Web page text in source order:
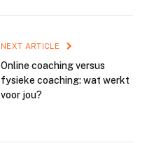
NEXT ARTICLE
Online coaching versus
fysieke coaching: wat werkt
voor jou?